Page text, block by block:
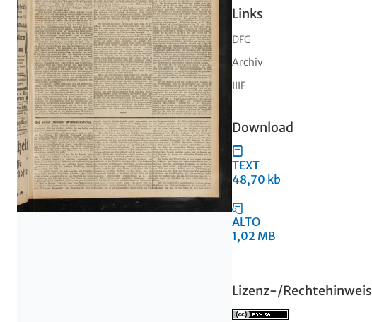
Links
DFG
Archiv
IIIF
Download
TEXT
48,70 kb
ALTO
1,02 MB
Lizenz-/Rechtehinweis